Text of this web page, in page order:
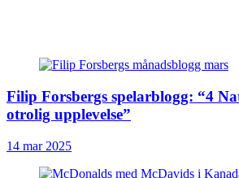
Filip Forsbergs spelarblogg: “4
otrolig upplevelse”
14 mar 2025